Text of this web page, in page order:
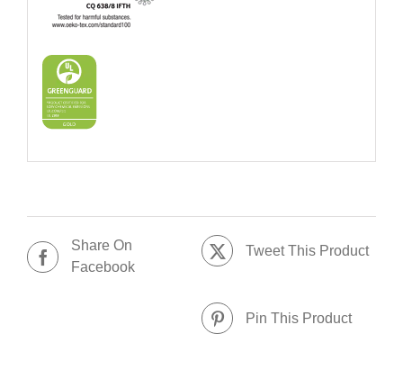
Share On
Facebook
Tweet This Product
Pin This Product